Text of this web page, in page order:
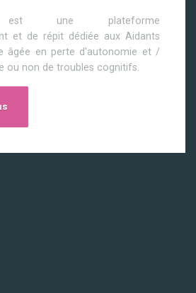
est une plateforme
et de répit dédiée aux Aidants
âgée en perte d'autonomie et /
ou non de troubles cognitifs.